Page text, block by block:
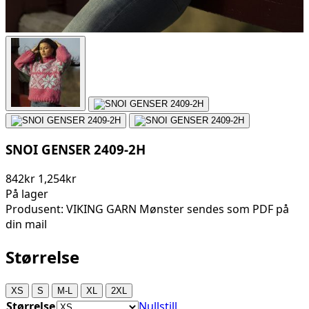
SNOI GENSER 2409-2H
842kr 1,254kr
På lager
Produsent: VIKING GARN Mønster sendes som PDF på
din mail
Størrelse
XS S M-L XL 2XL